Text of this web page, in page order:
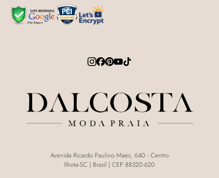
Avenida Ricardo Paulino Maes, 640 - Centro
Ilhota-SC | Brasil | CEP 88320-620